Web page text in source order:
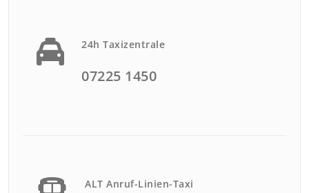
24h Taxizentrale
07225 1450
ALT Anruf-Linien-Taxi